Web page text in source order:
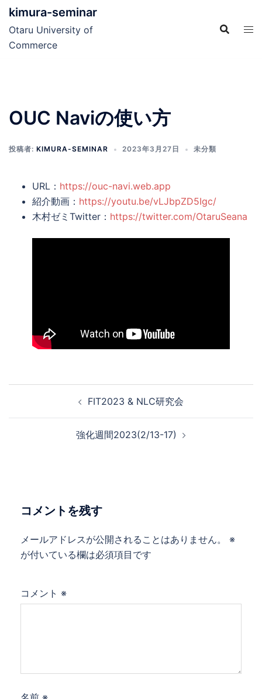
kimura-seminar
Otaru University of
Commerce
OUC Naviの使い方
投稿者: KIMURA-SEMINAR 2023年3月27日 未分類
URL： https://ouc-navi.web.app
紹介動画： https://youtu.be/vLJbpZD5Igc/
木村ゼミTwitter： https://twitter.com/OtaruSeana
ョ
FIT2023 & NLC研究会
強化週間2023(2/13-17)
コメントを残す
メールアドレスが公開されることはありません。
※
が付いている欄は必須項目です
コメント ※